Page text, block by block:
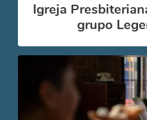
Igreja
grupo